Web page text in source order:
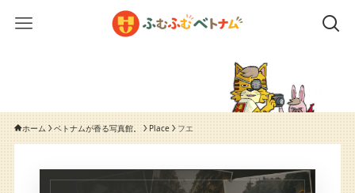
ホーム ベトナムが香る写真館。 Place フエ